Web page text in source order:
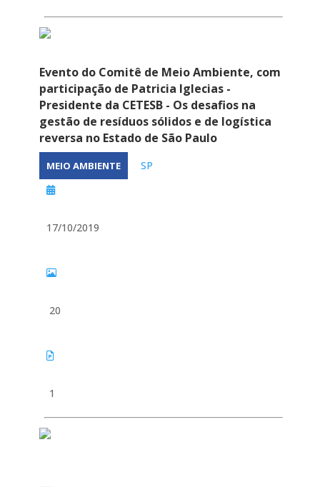
Evento do Comitê de Meio Ambiente, com
participação de Patricia Iglecias -
Presidente da CETESB - Os desafios na
gestão de resíduos sólidos e de logística
reversa no Estado de São Paulo
MEIO AMBIENTE SP
17/10/2019
20
1